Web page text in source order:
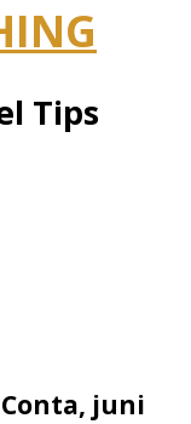
Tips
juni